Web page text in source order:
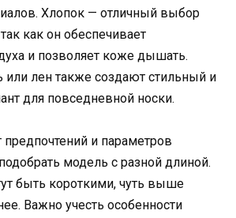
Хлопок — отличный выбор
как он обеспечивает
и позволяет коже дышать.
или лен также создают стильный и
для повседневной носки.
предпочтений и параметров
модель с разной длиной.
быть короткими, чуть выше
Важно учесть особенности